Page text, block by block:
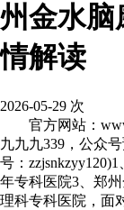
州金水脑
情解读
2026-05-29 次
官方网站：
九九九339，公众
号：
年专科医院3、郑
理科专科医院，面